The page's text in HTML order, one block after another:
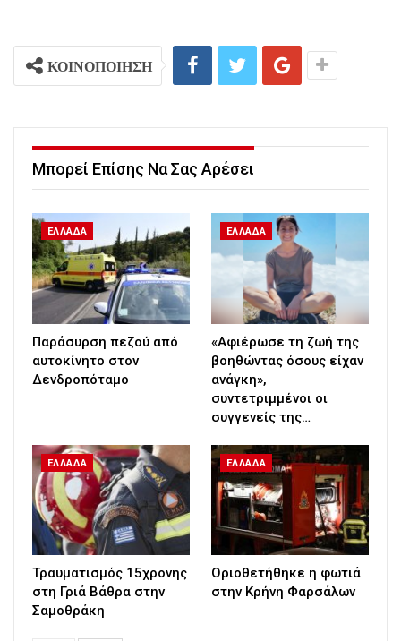
ΚΟΙΝΟΠΟΙΗΣΗ
Μπορεί Επίσης Να Σας Αρέσει
ΕΛΛΑΔΑ
Παράσυρση πεζού από
αυτοκίνητο στον
Δενδροπόταμο
ΕΛΛΑΔΑ
«Αφιέρωσε τη ζωή της
βοηθώντας όσους είχαν
ανάγκη»,
συντετριμμένοι οι
συγγενείς της…
ΕΛΛΑΔΑ
Τραυματισμός 15χρονης
στη Γριά Βάθρα στην
Σαμοθράκη
ΕΛΛΑΔΑ
Οριοθετήθηκε η φωτιά
στην Κρήνη Φαρσάλων